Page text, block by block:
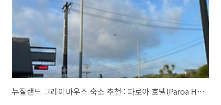
욱 없고 3주 동안 아빠가 차선도 반대인 뉴질랜드에서 캠핑카운전을 하
뉴질랜드 그레이마우스 숙소 추천 : 파로아 호텔(Paroa Hotel Greymouth)